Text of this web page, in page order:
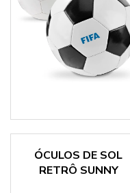
ÓCULOS DE SOL
RETRÔ SUNNY